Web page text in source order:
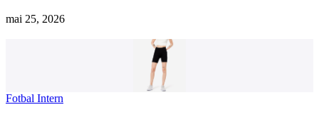
mai 25, 2026
Colanți fitness Negru Damă
29,99 lei Cumpara
Fotbal Intern